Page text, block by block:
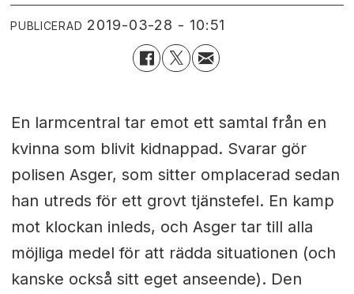
PUBLICERAD 2019-03-28 - 10:51
En larmcentral tar emot ett samtal från en
kvinna som blivit kidnappad. Svarar gör
polisen Asger, som sitter omplacerad sedan
han utreds för ett grovt tjänstefel. En kamp
mot klockan inleds, och Asger tar till alla
möjliga medel för att rädda situationen (och
kanske också sitt eget anseende). Den